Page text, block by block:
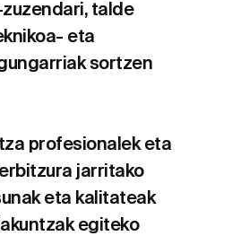
talde
eta
sortzen
profesionalek eta
jarritako
eta kalitateak
egiteko